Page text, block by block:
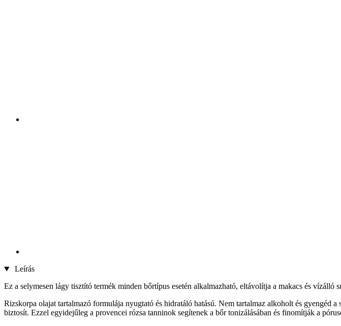
Leírás
Ez a selymesen lágy tisztító termék minden bőrtípus esetén alkalmazható, eltávolítja a makacs és vízálló
Rizskorpa olajat tartalmazó formulája nyugtató és hidratáló hatású. Nem tartalmaz alkoholt és gyengéd
biztosít. Ezzel egyidejűleg a provencei rózsa tanninok segítenek a bőr tonizálásában és finomítják a